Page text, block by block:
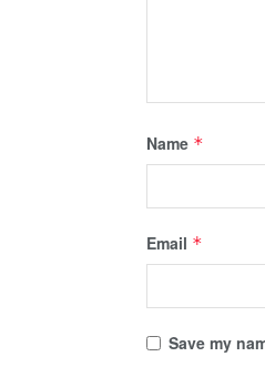
Name *
Email *
Save my